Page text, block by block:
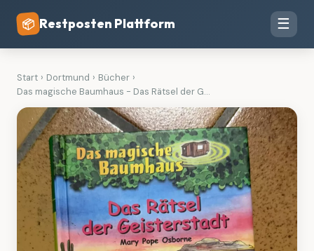
📦 Restposten Plattform ☰
Start › Dortmund › Bücher ›
Das magische Baumhaus - Das Rätsel der G...